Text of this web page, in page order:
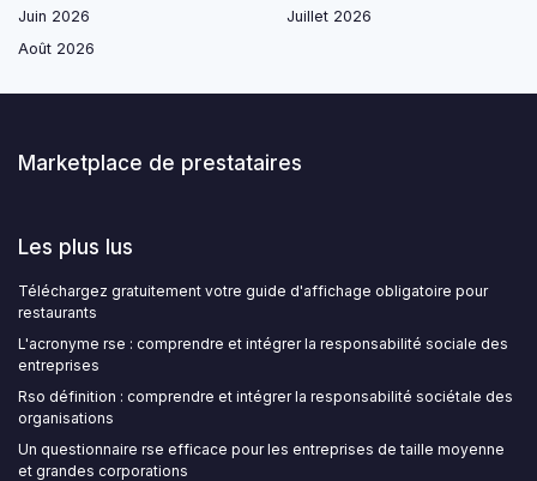
Juin 2026
Juillet 2026
Août 2026
Marketplace de prestataires
Les plus lus
Téléchargez gratuitement votre guide d'affichage obligatoire pour
restaurants
L'acronyme rse : comprendre et intégrer la responsabilité sociale des
entreprises
Rso définition : comprendre et intégrer la responsabilité sociétale des
organisations
Un questionnaire rse efficace pour les entreprises de taille moyenne
et grandes corporations